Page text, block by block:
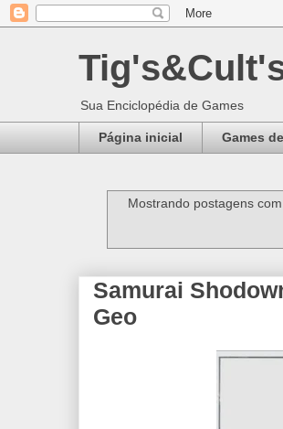
Sua Enciclopédia de Games
Página inicial Games
Mostrando postagens
Samurai
Geo